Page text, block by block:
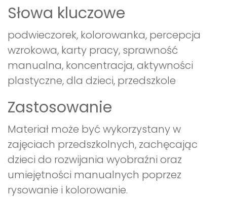
Słowa kluczowe
podwieczorek, kolorowanka, percepcja
wzrokowa, karty pracy, sprawność
manualna, koncentracja, aktywności
plastyczne, dla dzieci, przedszkole
Zastosowanie
Materiał może być wykorzystany w
zajęciach przedszkolnych, zachęcając
dzieci do rozwijania wyobraźni oraz
umiejętności manualnych poprzez
rysowanie i kolorowanie.